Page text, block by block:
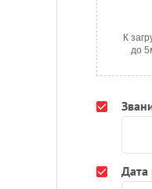
К
до